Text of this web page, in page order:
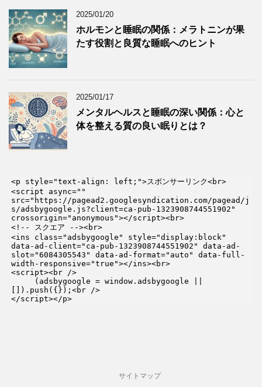
2025/01/20
ホルモンと睡眠の関係：メラトニンが果
たす役割と良質な睡眠へのヒント
2025/01/17
メンタルヘルスと睡眠の深い関係：心と
体を整える質の良い眠りとは？
<p style="text-align: left;">スポンサーリンク<br>
<script async=""
src="https://pagead2.googlesyndication.com/pagead/j
s/adsbygoogle.js?client=ca-pub-1323908744551902"
crossorigin="anonymous"></script><br>
<!-- スクエア --><br>
<ins class="adsbygoogle" style="display:block"
data-ad-client="ca-pub-1323908744551902" data-ad-
slot="6084305543" data-ad-format="auto" data-full-
width-responsive="true"></ins><br>
<script><br />
[]).push({});<br />
</script></p>
サイトマップ